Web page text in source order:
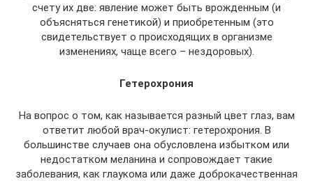
счету их две: явление может быть врожденным (и
объясняться генетикой) и приобретенным (это
свидетельствует о происходящих в организме
изменениях, чаще всего – нездоровых).
Гетерохрония
На вопрос о том, как называется разный цвет глаз, вам
ответит любой врач-окулист: гетерохрония. В
большинстве случаев она обусловлена избытком или
недостатком меланина и сопровождает такие
заболевания, как глаукома или даже доброкачественная